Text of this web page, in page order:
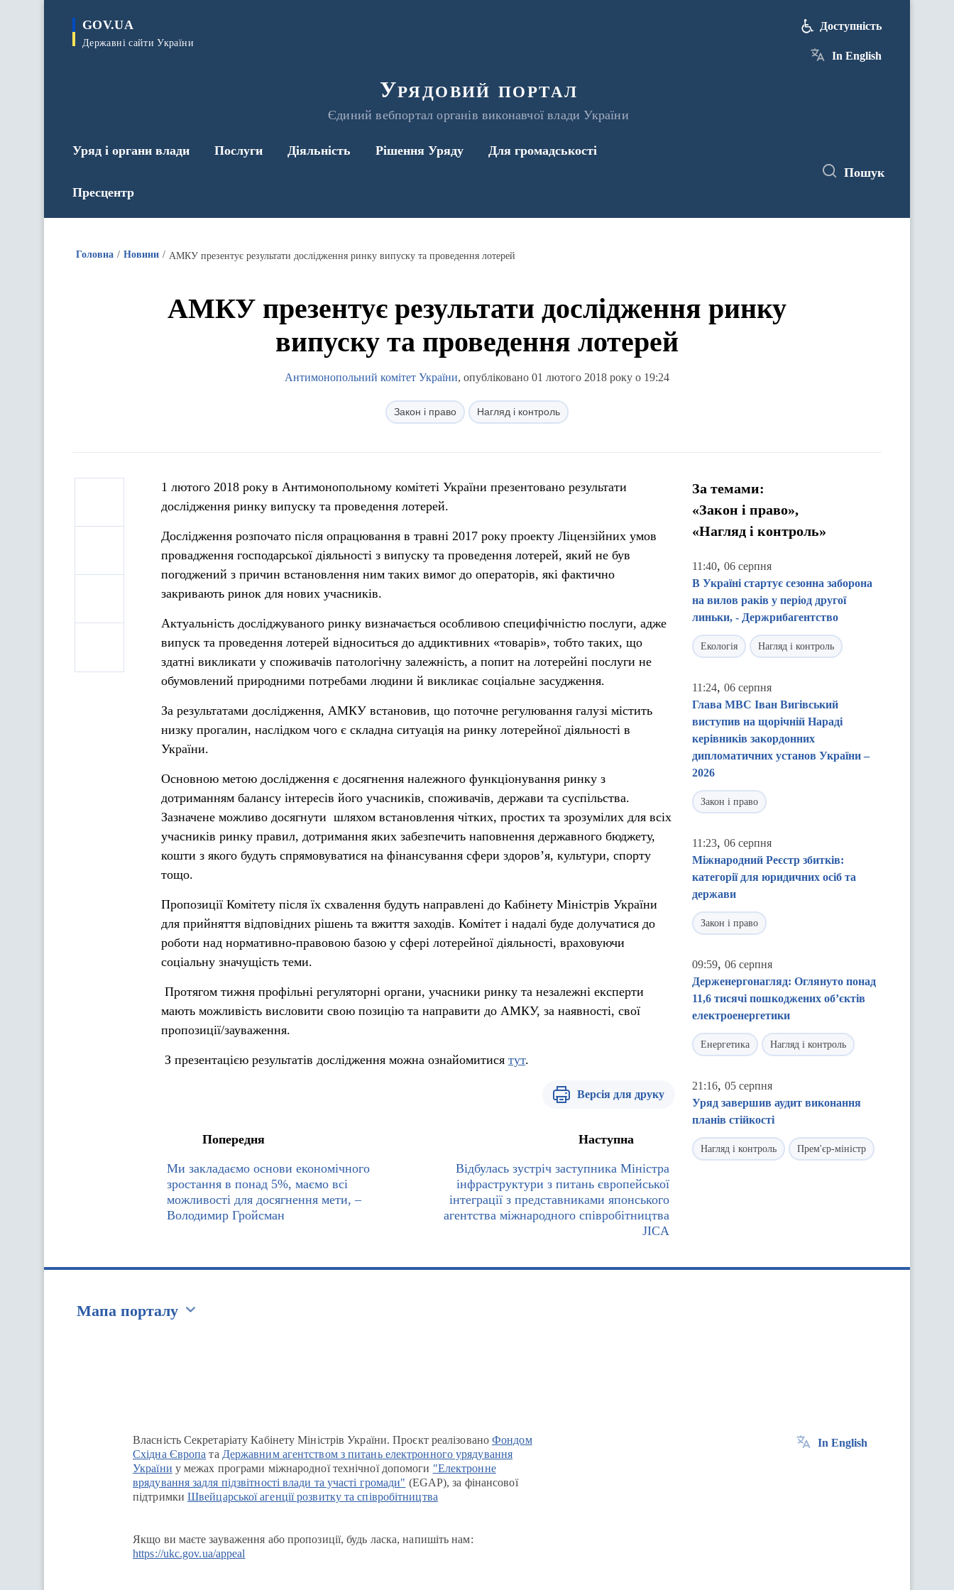
GOV.UA
Державні сайти України
Урядовий портал
Єдиний вебпортал органів виконавчої влади України
Доступність
In English
Уряд і органи влади Послуги Діяльність Рішення Уряду Для громадськості
Пресцентр
Пошук
Головна Новини АМКУ презентує результати дослідження ринку випуску та проведення лотерей
АМКУ презентує результати дослідження ринку
випуску та проведення лотерей
Антимонопольний комітет України, опубліковано 01 лютого 2018 року о 19:24
Закон і право Нагляд і контроль
1 лютого 2018 року в Антимонопольному комітеті України презентовано результати
дослідження ринку випуску та проведення лотерей.
Дослідження розпочато після опрацювання в травні 2017 року проекту Ліцензійних умов
провадження господарської діяльності з випуску та проведення лотерей, який не був
погоджений з причин встановлення ним таких вимог до операторів, які фактично
закривають ринок для нових учасників.
Актуальність досліджуваного ринку визначається особливою специфічністю послуги, адже
випуск та проведення лотерей відноситься до аддиктивних «товарів», тобто таких, що
здатні викликати у споживачів патологічну залежність, а попит на лотерейні послуги не
обумовлений природними потребами людини й викликає соціальне засудження.
За результатами дослідження, АМКУ встановив, що поточне регулювання галузі містить
низку прогалин, наслідком чого є складна ситуація на ринку лотерейної діяльності в
України.
Основною метою дослідження є досягнення належного функціонування ринку з
дотриманням балансу інтересів його учасників, споживачів, держави та суспільства.
Зазначене можливо досягнути шляхом встановлення чітких, простих та зрозумілих для всіх
учасників ринку правил, дотримання яких забезпечить наповнення державного бюджету,
кошти з якого будуть спрямовуватися на фінансування сфери здоров’я, культури, спорту
тощо.
Пропозиції Комітету після їх схвалення будуть направлені до Кабінету Міністрів України
для прийняття відповідних рішень та вжиття заходів. Комітет і надалі буде долучатися до
роботи над нормативно-правовою базою у сфері лотерейної діяльності, враховуючи
соціальну значущість теми.
Протягом тижня профільні регуляторні органи, учасники ринку та незалежні експерти
мають можливість висловити свою позицію та направити до АМКУ, за наявності, свої
пропозиції/зауваження.
З презентацією результатів дослідження можна ознайомитися тут.
Версія для друку
Попередня
Ми закладаємо основи економічного
зростання в понад 5%, маємо всі
можливості для досягнення мети, –
Володимир Гройсман
Наступна
Відбулась зустріч заступника Міністра
інфраструктури з питань європейської
інтеграції з представниками японського
агентства міжнародного співробітництва
JICA
За темами:
«Закон і право»,
«Нагляд і контроль»
11:40, 06 серпня
В Україні стартує сезонна заборона
на вилов раків у період другої
линьки, - Держрибагентство
Екологія Нагляд і контроль
11:24, 06 серпня
Глава МВС Іван Вигівський
виступив на щорічній Нараді
керівників закордонних
дипломатичних установ України –
2026
Закон і право
11:23, 06 серпня
Міжнародний Реєстр збитків:
категорії для юридичних осіб та
держави
Закон і право
09:59, 06 серпня
Держенергонагляд: Оглянуто понад
11,6 тисячі пошкоджених об’єктів
електроенергетики
Енергетика Нагляд і контроль
21:16, 05 серпня
Уряд завершив аудит виконання
планів стійкості
Нагляд і контроль Прем'єр-міністр
Мапа порталу
Власність Секретаріату Кабінету Міністрів України. Проєкт реалізованоФондом
Східна Європа та Державним агентством з питань електронного урядування
України у межах програми міжнародної технічної допомоги "Електронне
врядування задля підзвітності влади та участі громади" (EGAP), за фінансової
підтримки Швейцарської агенції розвитку та співробітництва
Якщо ви маєте зауваження або пропозиції, будь ласка, напишіть нам:
https://ukc.gov.ua/appeal
In English